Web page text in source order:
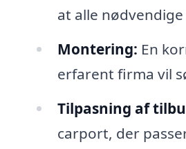
at alle
Montering: En
erfarent firma vil
Tilpasning af
carport, der